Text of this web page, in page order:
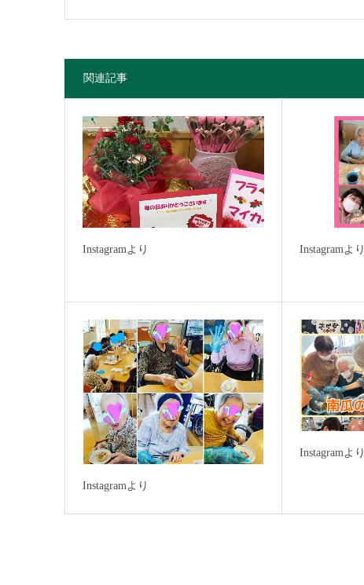
関連記事
Instagramより Instagramより
Instagramより
Instagramより